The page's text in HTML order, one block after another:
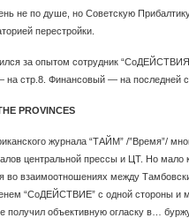
не по душе, но Советскую
перестройки.
за опытом сотрудник
на стр.8. Финансовый — на последней
PROVINCES
журнала “ТАЙМ” /”Время”/
центральной прессы и ЦТ. Но мало
во взаимоотношениях между
“СоДЕЙСТВИЕ” с одной стороны и
получил объективную огласку в…